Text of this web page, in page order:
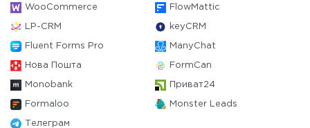
WooCommerce FlowMattic
LP-CRM keyCRM
Fluent Forms Pro ManyChat
Нова Пошта FormCan
Monobank Приват24
Formaloo Monster Leads
Телеграм